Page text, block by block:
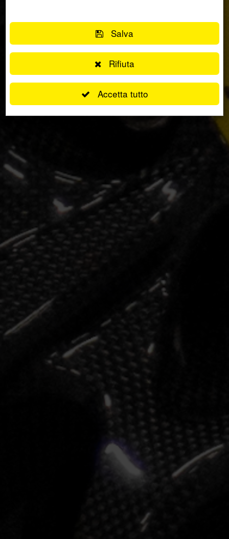
per
i
Salva
Rifiuta
Accetta tutto